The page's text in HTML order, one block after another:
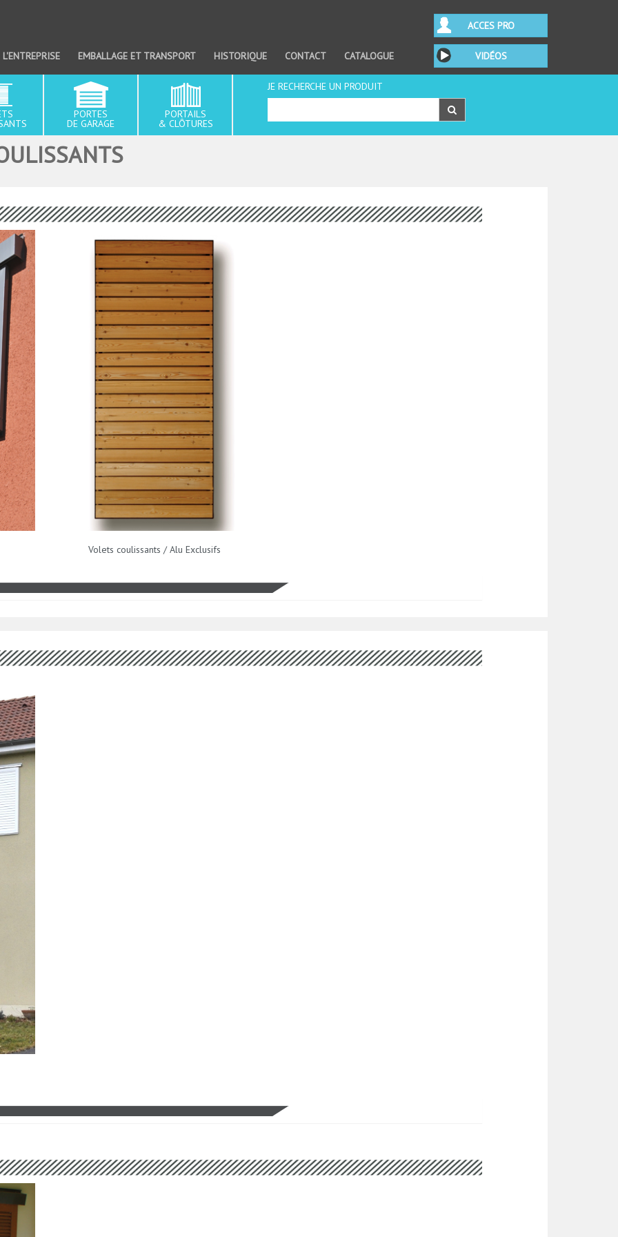
L'ENTREPRISE EMBALLAGE ET TRANSPORT HISTORIQUE CONTACT CATALOGUE
ACCES PRO
VIDÉOS
PORTES
DE GARAGE
PORTAILS
& CLÔTURES
JE RECHERCHE UN PRODUIT
Volets coulissants / Alu Exclusifs